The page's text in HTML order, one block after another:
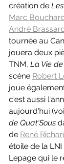
création de
Marc
André
tournée au
jouera deux
TNM, La Vie
scène Robert
joue
c'est aussi
aujourd'hui
de Quat'Sous
de René
étoile de la
Lepage qui le